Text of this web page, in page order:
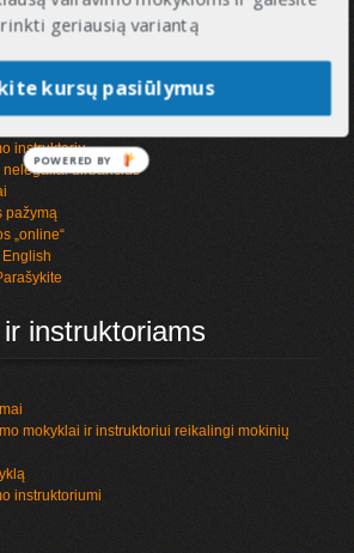
mokyklą
apie mokyklas ir instruktorius
instruktorių
nelegaliai dirbančius
pažymą
„online“
instruktoriams
mokyklai ir instruktoriui reikalingi mokinių
instruktoriumi
geriausią variantą
kursų pasiūlymus
POWERED BY